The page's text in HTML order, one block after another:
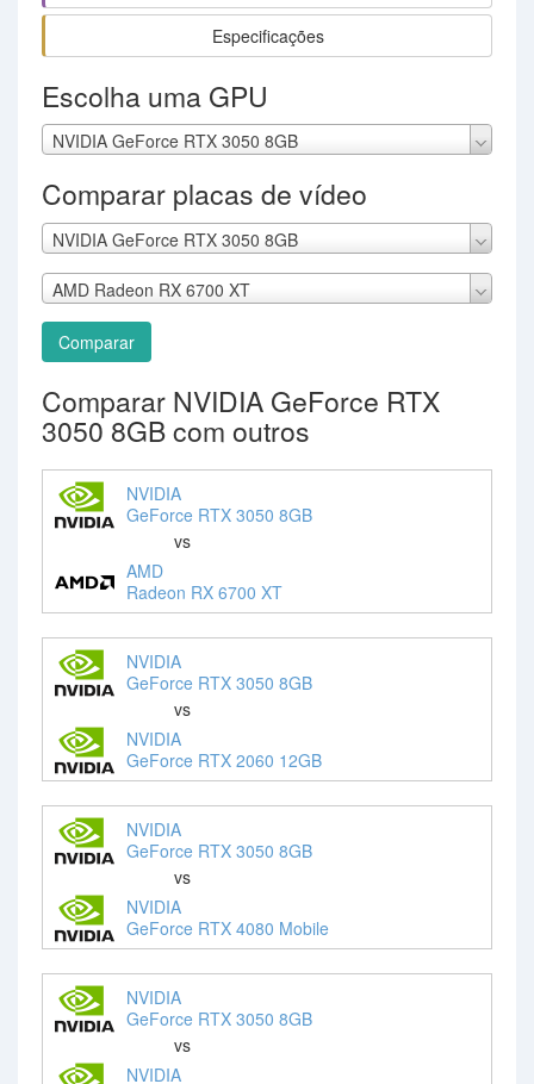
Especificações
Escolha uma GPU
NVIDIA GeForce RTX 3050 8GB
Comparar placas de vídeo
NVIDIA GeForce RTX 3050 8GB
AMD Radeon RX 6700 XT
Comparar
Comparar NVIDIA GeForce RTX
3050 8GB com outros
NVIDIA
GeForce RTX 3050 8GB
vs
AMD
Radeon RX 6700 XT
NVIDIA
GeForce RTX 3050 8GB
vs
NVIDIA
GeForce RTX 2060 12GB
NVIDIA
GeForce RTX 3050 8GB
vs
NVIDIA
GeForce RTX 4080 Mobile
NVIDIA
GeForce RTX 3050 8GB
vs
NVIDIA